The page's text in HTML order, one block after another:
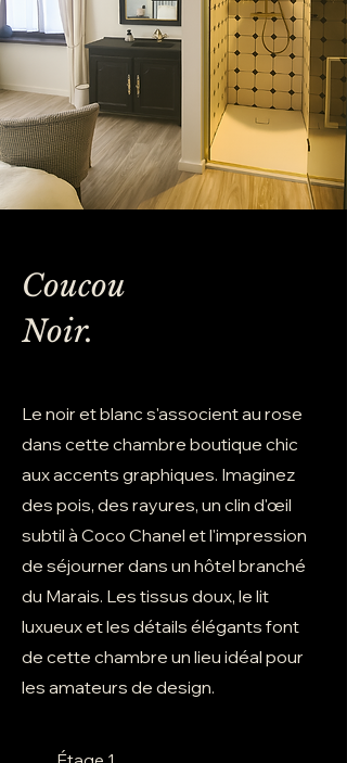
Coucou
Noir.
Le noir et blanc s'associent au rose
dans cette chambre boutique chic
aux accents graphiques. Imaginez
des pois, des rayures, un clin d'œil
subtil à Coco Chanel et l'impression
de séjourner dans un hôtel branché
du Marais. Les tissus doux, le lit
luxueux et les détails élégants font
de cette chambre un lieu idéal pour
les amateurs de design.